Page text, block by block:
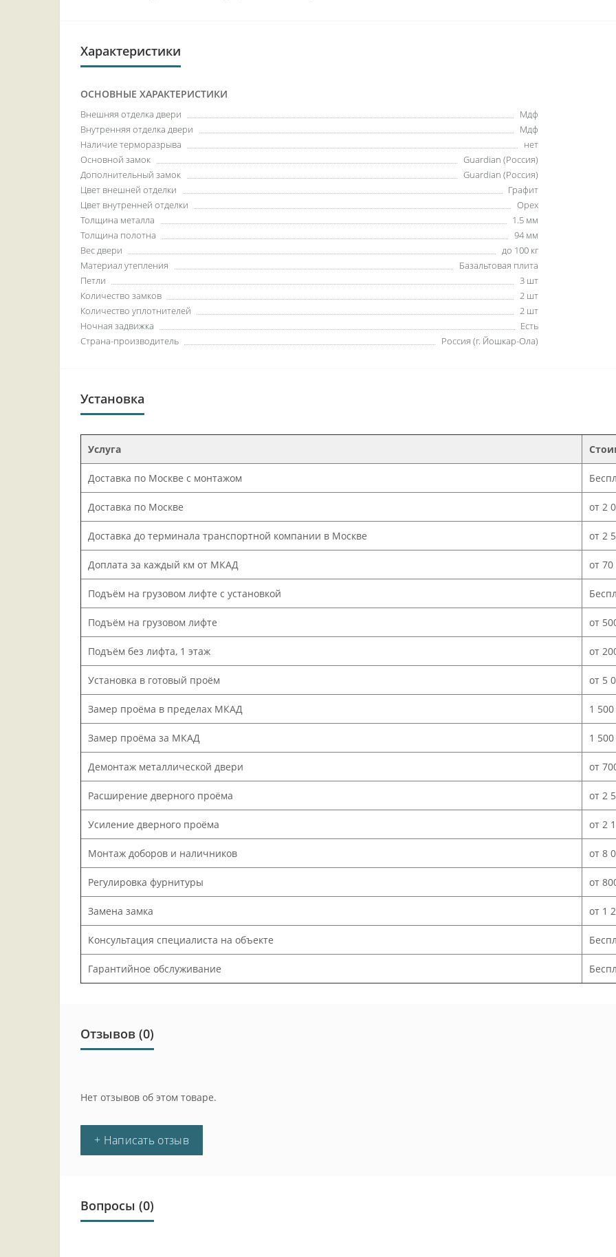
Характеристики
ОСНОВНЫЕ ХАРАКТЕРИСТИКИ
Внешняя отделка двери
Мдф
Внутренняя отделка двери
Мдф
Наличие терморазрыва
нет
Основной замок
Guardian (Россия)
Дополнительный замок
Guardian (Россия)
Цвет внешней отделки
Графит
Цвет внутренней отделки
Орех
Толщина металла
1.5 мм
Толщина полотна
94 мм
Вес двери
до 100 кг
Материал утепления
Базальтовая плита
Петли
3 шт
Количество замков
2 шт
Количество уплотнителей
2 шт
Ночная задвижка
Есть
Страна-производитель
Россия (г. Йошкар-Ола)
Установка
Услуга
Доставка по Москве с монтажом
Доставка по Москве от 2
Доставка до терминала транспортной компании в Москве от 2
Доплата за каждый км от МКАД от
Подъём на грузовом лифте с установкой
Подъём на грузовом лифте от
Подъём без лифта, 1 этаж от
Установка в готовый проём от 5
Замер проёма в пределах МКАД 1
Замер проёма за МКАД 1
Демонтаж металлической двери от
Расширение дверного проёма от 2
Усиление дверного проёма от 2
Монтаж доборов и наличников от 8
Регулировка фурнитуры от
Замена замка от 1
Консультация специалиста на объекте
Гарантийное обслуживание
Отзывов (0)
Нет отзывов об этом товаре.
+ Написать отзыв
Вопросы (0)